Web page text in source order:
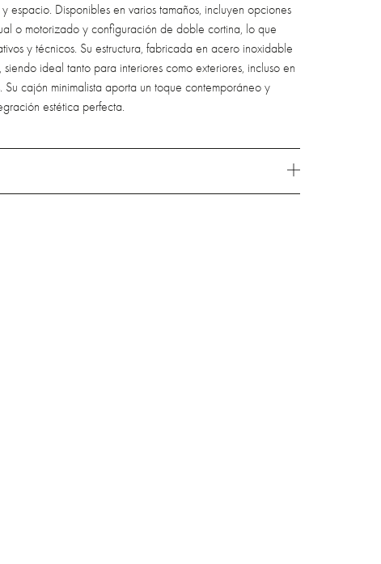
espacio. Disponibles en varios tamaños, incluyen opciones
o motorizado y configuración de doble cortina, lo que
y técnicos. Su estructura, fabricada en acero inoxidable
ideal tanto para interiores como exteriores, incluso en
Su cajón minimalista aporta un toque contemporáneo y
estética perfecta.